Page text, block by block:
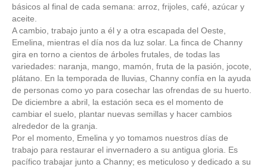
básicos al final de cada semana: arroz, frijoles, café, azúcar y
aceite.
A cambio, trabajo junto a él y a otra escapada del Oeste,
Emelina, mientras el día nos da luz solar. La finca de Channy
gira en torno a cientos de árboles frutales, de todas las
variedades: naranja, mango, mamón, fruta de la pasión, jocote,
plátano. En la temporada de lluvias, Channy confía en la ayuda
de personas como yo para cosechar las ofrendas de su huerto.
De diciembre a abril, la estación seca es el momento de
cambiar el suelo, plantar nuevas semillas y hacer cambios
alrededor de la granja.
Por el momento, Emelina y yo tomamos nuestros días de
trabajo para restaurar el invernadero a su antigua gloria. Es
pacífico trabajar junto a Channy; es meticuloso y dedicado a su